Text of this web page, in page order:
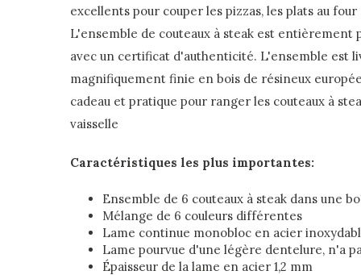
excellents pour couper les pizzas, les plats au
L'ensemble de couteaux à steak est
avec un certificat d'authenticité. L'ensemble est
magnifiquement finie en bois de résineux
cadeau et pratique pour ranger les couteaux à
vaisselle
Caractéristiques les plus importantes:
Ensemble de 6 couteaux à steak dans une
Mélange de 6 couleurs différentes
Lame continue monobloc en acier
Lame pourvue d'une légère dentelure, n'a
Épaisseur de la lame en acier 1,2 mm